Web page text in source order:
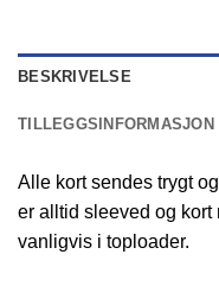
BESKRIVELSE
TILLEGGSINFORMASJON
Alle kort sendes trygt
er alltid sleeved og kort
vanligvis i toploader.